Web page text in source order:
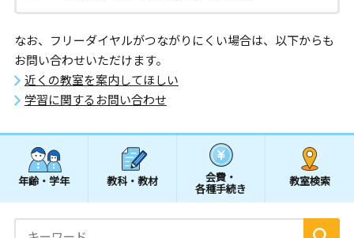
なお、フリーダイヤルがつながりにくい場合は、以下からも
お問い合わせいただけます。
近くの教室を案内してほしい
学習に関するお問い合わせ
年齢・学年 教科・教材 会費・
各種手続き
教室検索